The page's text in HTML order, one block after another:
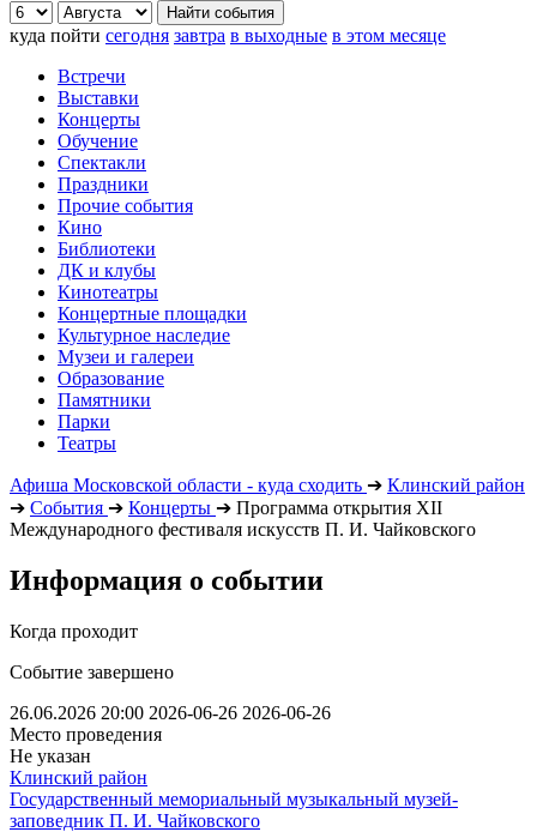
куда пойти сегодня завтра в выходные в этом месяце
Встречи
Выставки
Концерты
Обучение
Спектакли
Праздники
Прочие события
Кино
Библиотеки
ДК и клубы
Кинотеатры
Концертные площадки
Культурное наследие
Музеи и галереи
Образование
Памятники
Парки
Театры
Афиша Московской области - куда сходить ➔ Клинский район
➔ События ➔ Концерты ➔ Программа открытия XII
Международного фестиваля искусств П. И. Чайковского
Информация о событии
Когда проходит
Событие завершено
26.06.2026 20:00 2026-06-26 2026-06-26
Место проведения
Не указан
Клинский район
Государственный мемориальный музыкальный музей-
заповедник П. И. Чайковского